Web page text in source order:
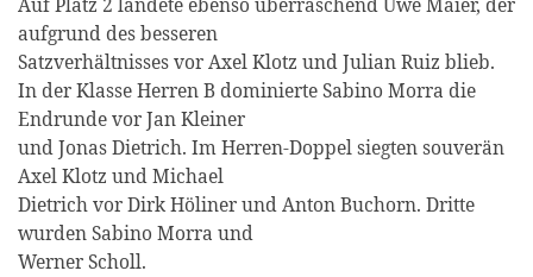
aufgrund des besseren
Satzverhältnisses vor Axel Klotz und Julian Ruiz blieb.
In der Klasse Herren B dominierte Sabino Morra die
Endrunde vor Jan Kleiner
und Jonas Dietrich. Im Herren-Doppel siegten souverän
Axel Klotz und Michael
Dietrich vor Dirk Höliner und Anton Buchorn. Dritte
wurden Sabino Morra und
Werner Scholl.